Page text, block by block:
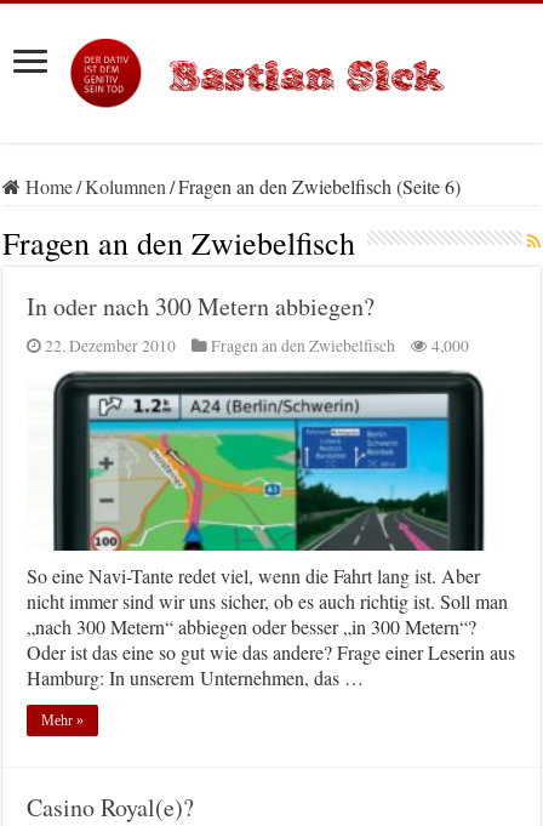
Home/Kolumnen/Fragen an den Zwiebelfisch (Seite 6)
Fragen an den Zwiebelfisch
In oder nach 300 Metern abbiegen?
22. Dezember 2010 Fragen an den Zwiebelfisch 4,000
So eine Navi-Tante redet viel, wenn die Fahrt lang ist. Aber
nicht immer sind wir uns sicher, ob es auch richtig ist. Soll man
„nach 300 Metern“ abbiegen oder besser „in 300 Metern“?
Oder ist das eine so gut wie das andere? Frage einer Leserin aus
Hamburg: In unserem Unternehmen, das …
Mehr »
Casino Royal(e)?